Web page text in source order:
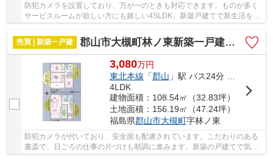
防犯カメラを設置しており、万が一のときも対応できます。ものが多く
サービスルームが欲しい方にも嬉しい4SLDK。新築戸建てで新生活を始
売買 | 新築一戸建
郡山市大槻町林ノ東新築一戸建て9棟
3,080万円
東北本線 「郡山 」駅 バス24分 「山崎（郡山市）」 停歩11分
4LDK
建物面積：108.54㎡（32.83坪）
土地面積：156.19㎡（47.24坪）
福島県郡山市大槻町字林ノ東
防犯カメラが付いており、安全面も配慮されています。こだわりのある
書斎で、日ごろの仕事の片づけも順調に進みます。新築の戸建てで気分
爽快な生活を送りましょう。ものが多くサービ...